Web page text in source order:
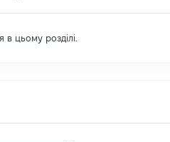
в цьому розділі.